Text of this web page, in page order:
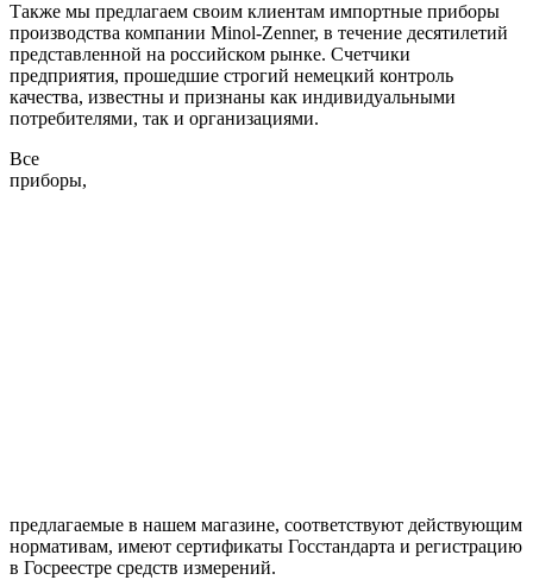
Также мы предлагаем своим клиентам импортные приборы
производства компании Minol-Zenner, в течение десятилетий
представленной на российском рынке. Счетчики
предприятия, прошедшие строгий немецкий контроль
качества, известны и признаны как индивидуальными
потребителями, так и организациями.
Все
приборы,
предлагаемые в нашем магазине, соответствуют действующим
нормативам, имеют сертификаты Госстандарта и регистрацию
в Госреестре средств измерений.